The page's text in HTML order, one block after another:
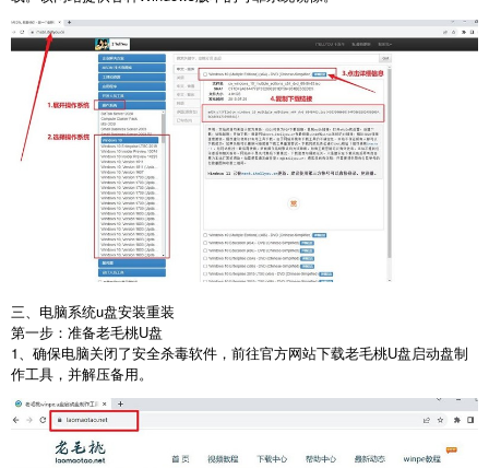
三、电脑系统u盘安装重装
第一步：准备老毛桃U盘
1
、确保电脑关闭了安全杀毒软件，前往官方网站下载老毛桃U盘启动盘制
作工具，并解压备用。